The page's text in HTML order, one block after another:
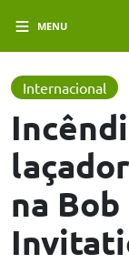
MENU
Internacional
na